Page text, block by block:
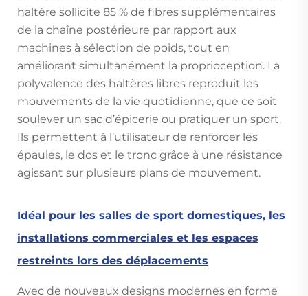
haltère sollicite 85 % de fibres supplémentaires
de la chaîne postérieure par rapport aux
machines à sélection de poids, tout en
améliorant simultanément la proprioception. La
polyvalence des haltères libres reproduit les
mouvements de la vie quotidienne, que ce soit
soulever un sac d’épicerie ou pratiquer un sport.
Ils permettent à l’utilisateur de renforcer les
épaules, le dos et le tronc grâce à une résistance
agissant sur plusieurs plans de mouvement.
Idéal pour les salles de sport domestiques, les
installations commerciales et les espaces
restreints lors des déplacements
Avec de nouveaux designs modernes en forme